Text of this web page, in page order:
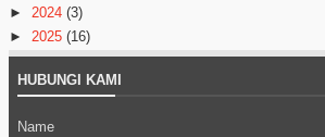
► 2024 (3)
► 2025 (16)
HUBUNGI KAMI
Name